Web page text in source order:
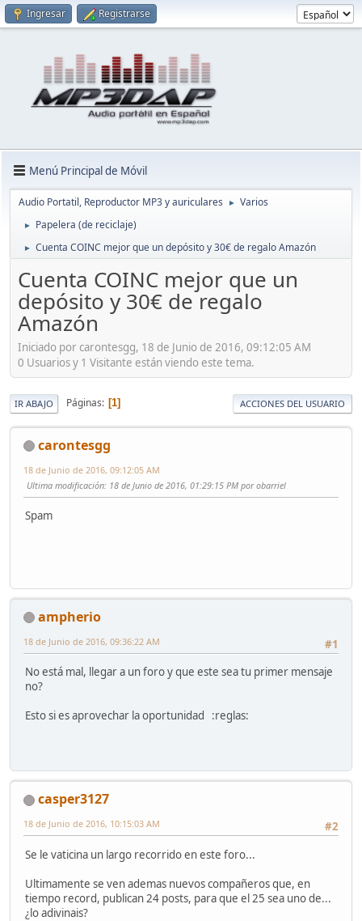
Ingresar Registrarse
Menú Principal de Móvil
Audio Portatil, Reproductor MP3 y auriculares ► Varios
► Papelera (de reciclaje)
► Cuenta COINC mejor que un depósito y 30€ de regalo Amazón
Cuenta COINC mejor que un
depósito y 30€ de regalo
Amazón
Iniciado por carontesgg, 18 de Junio de 2016, 09:12:05 AM
0 Usuarios y 1 Visitante están viendo este tema.
IR ABAJO Páginas 1 ACCIONES DEL USUARIO
carontesgg
18 de Junio de 2016, 09:12:05 AM
Ultima modificación: 18 de Junio de 2016, 01:29:15 PM por obarriel
Spam
ampherio
#1
18 de Junio de 2016, 09:36:22 AM
No está mal, llegar a un foro y que este sea tu primer mensaje
no?
Esto si es aprovechar la oportunidad :reglas:
casper3127
#2
18 de Junio de 2016, 10:15:03 AM
Se le vaticina un largo recorrido en este foro...
Ultimamente se ven ademas nuevos compañeros que, en
tiempo record, publican 24 posts, para que el 25 sea uno de...
¿lo adivinais?